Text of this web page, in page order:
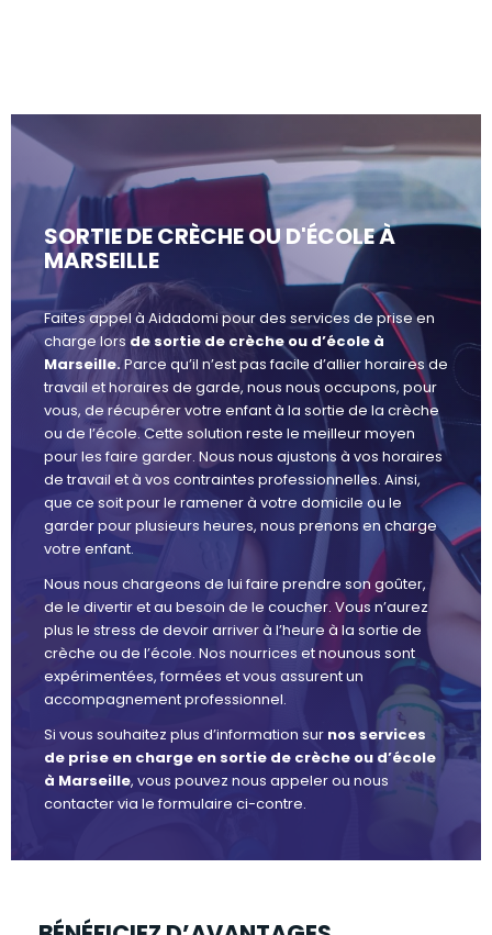
SORTIE DE CRÈCHE OU D'ÉCOLE À
MARSEILLE
Faites appel à Aidadomi pour des services de prise en
charge lors de sortie de crèche ou d’école à
Marseille.Parce qu’il n’est pas facile d’allier horaires de
travail et horaires de garde, nous nous occupons, pour
vous, de récupérer votre enfant à la sortie de la crèche
ou de l’école. Cette solution reste le meilleur moyen
pour les faire garder. Nous nous ajustons à vos horaires
de travail et à vos contraintes professionnelles. Ainsi,
que ce soit pour le ramener à votre domicile ou le
garder pour plusieurs heures, nous prenons en charge
votre enfant.
Nous nous chargeons de lui faire prendre son goûter,
de le divertir et au besoin de le coucher. Vous n’aurez
plus le stress de devoir arriver à l’heure à la sortie de
crèche ou de l’école. Nos nourrices et nounous sont
expérimentées, formées et vous assurent un
accompagnement professionnel.
Si vous souhaitez plus d’information sur nos services
de prise en charge en sortie de crèche ou d’école
à Marseille, vous pouvez nous appeler ou nous
contacter via le formulaire ci-contre.